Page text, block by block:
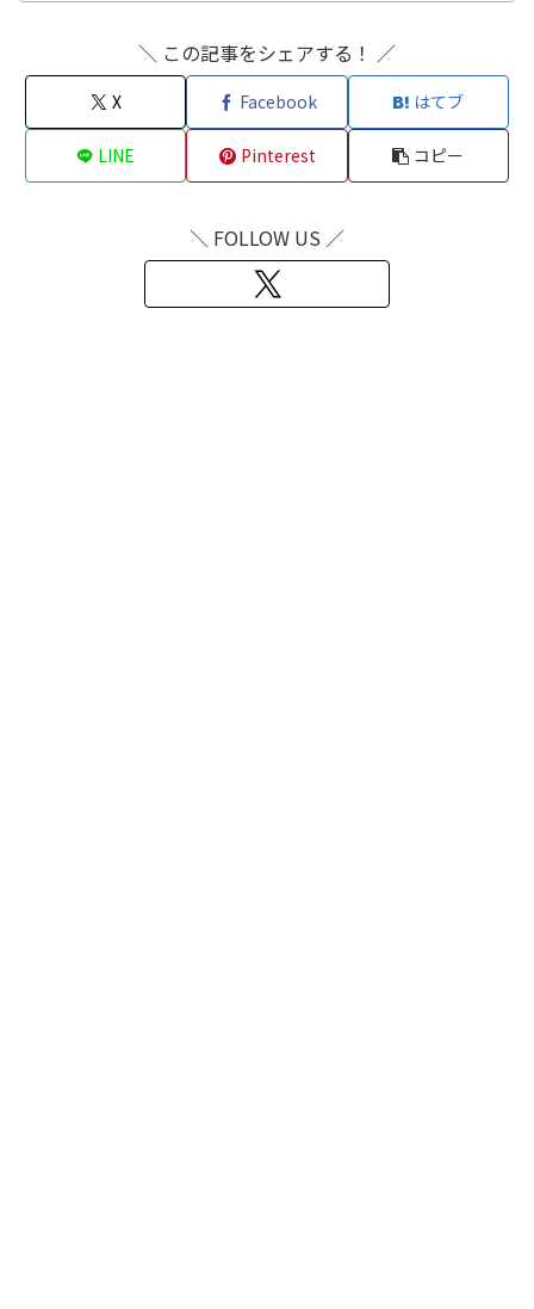
＼ この記事をシェアする！ ／
X Facebook はてブ
LINE Pinterest コピー
＼ FOLLOW US ／